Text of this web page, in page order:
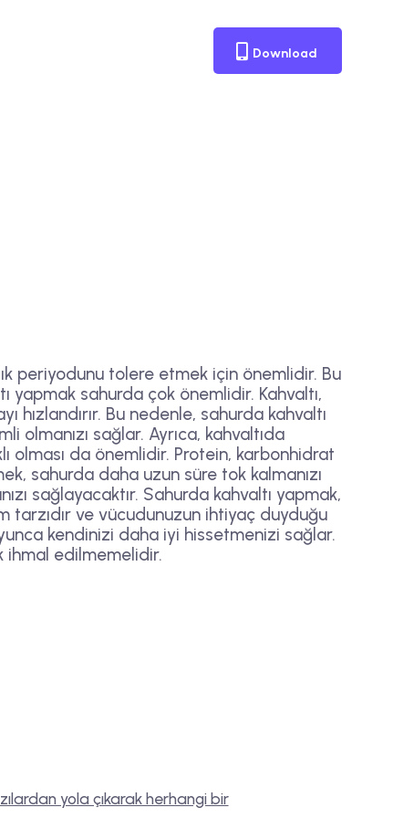
Download
periyodunu tolere etmek için önemlidir. Bu
yapmak sahurda çok önemlidir. Kahvaltı,
Bu nedenle, sahurda kahvaltı
olmanızı sağlar. Ayrıca, kahvaltıda
olması da önemlidir. Protein, karbonhidrat
sahurda daha uzun süre tok kalmanızı
sağlayacaktır. Sahurda kahvaltı yapmak,
tarzıdır ve vücudunuzun ihtiyaç duyduğu
kendinizi daha iyi hissetmenizi sağlar.
ihmal edilmemelidir.
yola çıkarak herhangi bir